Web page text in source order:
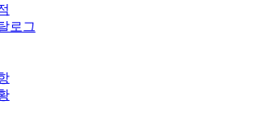
로그